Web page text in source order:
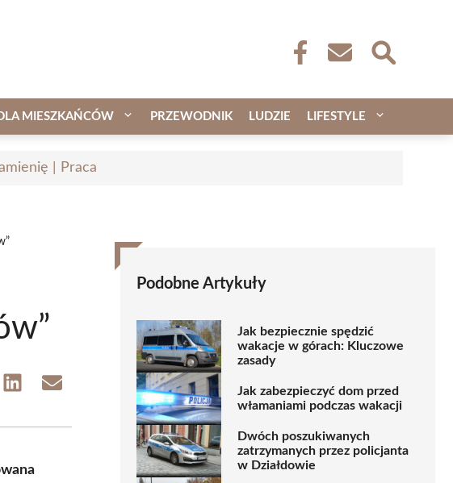
MIESZKAŃCÓW PRZEWODNIK LUDZIE LIFESTYLE
| Praca
Share Share
Podobne Artykuły
Jak bezpiecznie spędzić
wakacje w górach: Kluczowe
zasady
Jak zabezpieczyć dom przed
włamaniami podczas wakacji
Dwóch poszukiwanych
zatrzymanych przez policjanta
w Działdowie